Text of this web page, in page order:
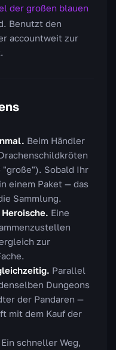
der großen blauen
Benutzt den
accountweit zur
Beim Händler
Sobald Ihr
einem Paket — das
Sammlung.
Eine
zur
Parallel
Dungeons
der Pandaren —
mit dem Kauf der
Ein schneller Weg,